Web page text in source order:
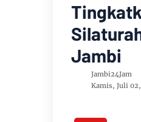
Jambi
Jambi24Jam
Kamis, Juli